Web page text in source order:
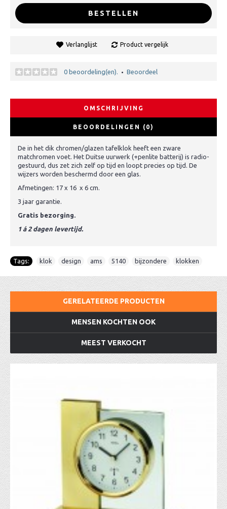
BESTELLEN
Verlanglijst Product vergelijk
0 beoordeling(en). • Beoordeel
OMSCHRIJVING
BEOORDELINGEN (0)
De in het dik chromen/glazen tafelklok heeft een zware
matchromen voet. Het Duitse uurwerk (+penlite batterij) is radio-
gestuurd, dus zet zich zelf op tijd en loopt precies op tijd. De
wijzers worden beschermd door een glas.
Afmetingen: 17 x 16 x 6 cm.
3 jaar garantie.
Gratis bezorging.
1 á 2 dagen levertijd.
Tags: klok design ams 5140 bijzondere klokken
GERELATEERDE PRODUCTEN
MENSEN KOCHTEN OOK
MEEST VERKOCHT